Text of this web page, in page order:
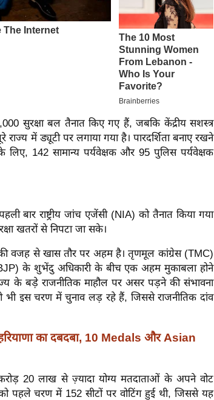
सुरक्षा बल तैनात किए गए हैं, जबकि केंद्रीय सशस्त्र
में ड्यूटी पर लगाया गया है। पारदर्शिता बनाए रखने
लिए, 142 सामान्य पर्यवेक्षक और 95 पुलिस पर्यवेक्षक
बार राष्ट्रीय जांच एजेंसी (NIA) को तैनात किया गया
खतरों से निपटा जा सके।
वजह से खास तौर पर अहम है। तृणमूल कांग्रेस (TMC)
के शुभेंदु अधिकारी के बीच एक अहम मुकाबला होने
के बड़े राजनीतिक माहौल पर असर पड़ने की संभावना
भी इस चरण में चुनाव लड़ रहे हैं, जिससे राजनीतिक दांव
का दबदबा, 10 Medals और Asian
20 लाख से ज़्यादा योग्य मतदाताओं के अपने वोट
पहले चरण में 152 सीटों पर वोटिंग हुई थी, जिससे यह